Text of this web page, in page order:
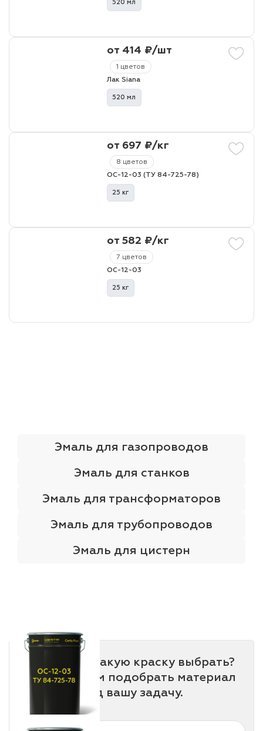
520 мл
1 цветов
от 414 ₽/шт
Лак Siana
520 мл
8 цветов
от 697 ₽/кг
ОС-12-03 (ТУ 84-725-78)
25 кг
7 цветов
от 582 ₽/кг
ОС-12-03
25 кг
Эмаль для газопроводов
Эмаль для станков
Эмаль для трансформаторов
Эмаль для трубопроводов
Эмаль для цистерн
Не знаете, какую краску выбрать?
Мы поможем подобрать материал
под вашу задачу.